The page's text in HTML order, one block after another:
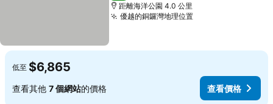
距離海洋公園 4.0 公里
優越的銅鑼灣地理位置
低至 $6,865
查看其他 7 個網站的價格 查看價格